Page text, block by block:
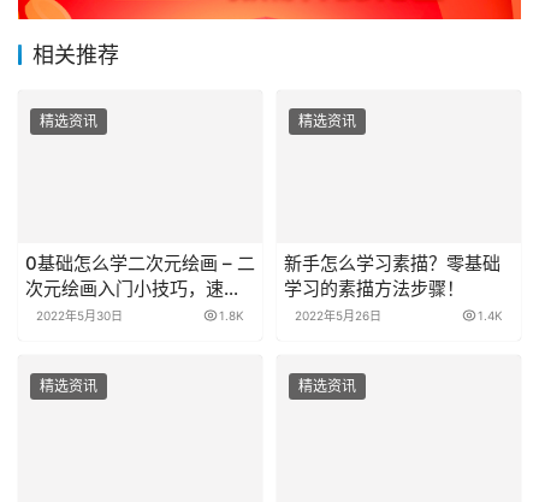
相关推荐
精选资讯
0基础怎么学二次元绘画 – 二
次元绘画入门小技巧，速
学！
2022年5月30日 1.8K
精选资讯
新手怎么学习素描？零基础
学习的素描方法步骤！
2022年5月26日 1.4K
精选资讯 精选资讯